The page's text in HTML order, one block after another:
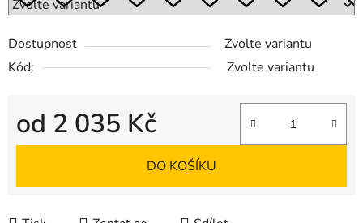
Dostupnost
Zvolte variantu
Kód:
Zvolte variantu
od 2 035 Kč
Měrná cena:
DO KOŠÍKU